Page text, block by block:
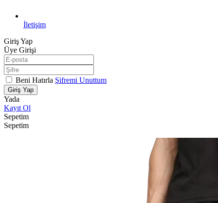
İletişim
Giriş Yap
Üye Girişi
Beni Hatırla Şifremi Unuttum
Giriş Yap
Yada
Kayıt Ol
Sepetim
Sepetim